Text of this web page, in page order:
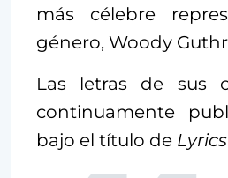
más célebre
género, Woody
Las letras de sus
continuamente
bajo el título de Lyrics